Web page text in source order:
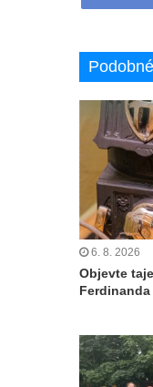
6. 8. 2026
Objevte